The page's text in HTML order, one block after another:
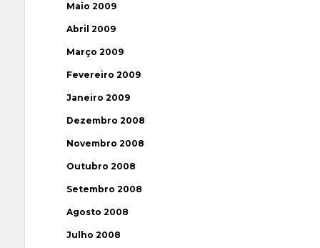
Maio 2009
Abril 2009
Março 2009
Fevereiro 2009
Janeiro 2009
Dezembro 2008
Novembro 2008
Outubro 2008
Setembro 2008
Agosto 2008
Julho 2008